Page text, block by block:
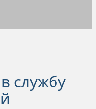
службу